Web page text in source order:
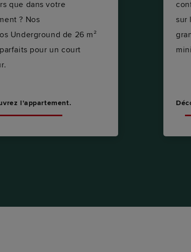
que dans votre
? Nos
Underground de 26 m²
pour un court
l'appartement.
sur